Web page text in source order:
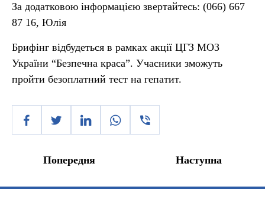
За додатковою інформацією звертайтесь: (066) 667
87 16, Юлія
Брифінг відбудеться в рамках акції ЦГЗ МОЗ
України “Безпечна краса”. Учасники зможуть
пройти безоплатний тест на гепатит.
Попередня Наступна